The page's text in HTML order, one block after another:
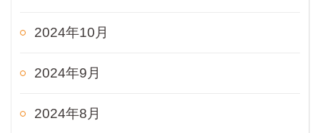
2024年10月
2024年9月
2024年8月